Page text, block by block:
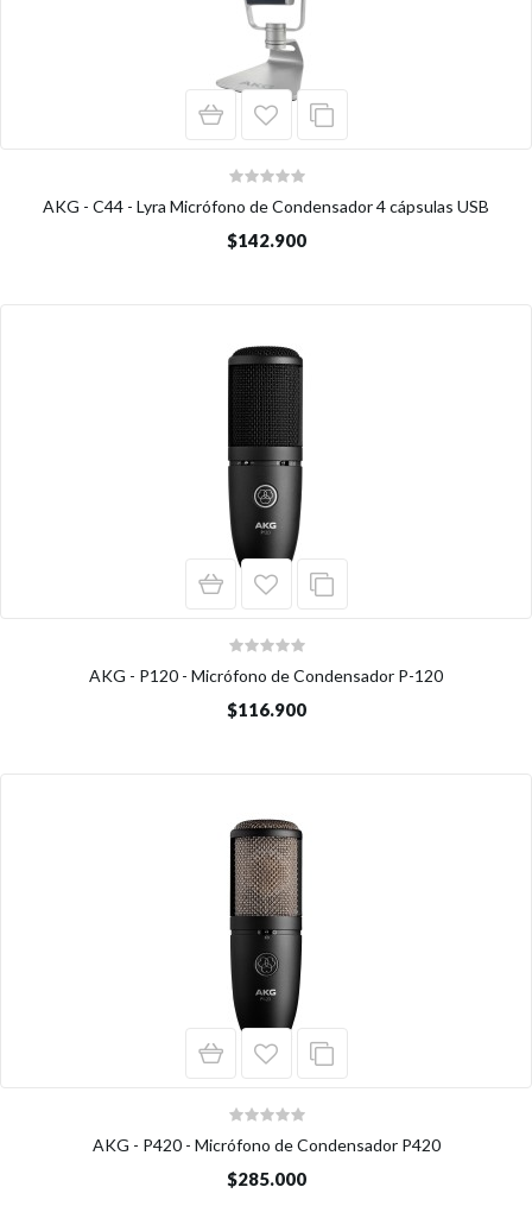
AKG - C44 - Lyra Micrófono de Condensador 4 cápsulas USB
$142.900
AKG - P120 - Micrófono de Condensador P-120
$116.900
AKG - P420 - Micrófono de Condensador P420
$285.000